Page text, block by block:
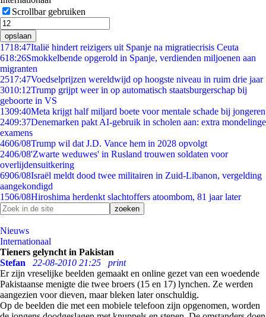
Scrollbar gebruiken
opslaan
1718:47Italië hindert reizigers uit Spanje na migratiecrisis Ceuta
618:26Smokkelbende opgerold in Spanje, verdienden miljoenen aan
migranten
2517:47Voedselprijzen wereldwijd op hoogste niveau in ruim drie jaar
3010:12Trump grijpt weer in op automatisch staatsburgerschap bij
geboorte in VS
1309:40Meta krijgt half miljard boete voor mentale schade bij jongeren
2409:37Denemarken pakt AI-gebruik in scholen aan: extra mondelinge
examens
4606/08Trump wil dat J.D. Vance hem in 2028 opvolgt
2406/08'Zwarte weduwes' in Rusland trouwen soldaten voor
overlijdensuitkering
6906/08Israël meldt dood twee militairen in Zuid-Libanon, vergelding
aangekondigd
1506/08Hiroshima herdenkt slachtoffers atoombom, 81 jaar later
Nieuws
Internationaal
Tieners gelyncht in Pakistan
Stefan
22-08-2010 21:25
print
Er zijn vreselijke beelden gemaakt en online gezet van een woedende
Pakistaanse menigte die twee broers (15 en 17) lynchen. Ze werden
aangezien voor dieven, maar bleken later onschuldig.
Op de beelden die met een mobiele telefoon zijn opgenomen, worden